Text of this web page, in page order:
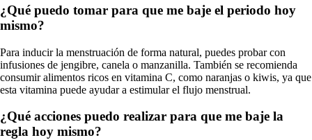
¿Qué puedo tomar para que me baje el periodo hoy
mismo?
Para inducir la menstruación de forma natural, puedes probar con
infusiones de jengibre, canela o manzanilla. También se recomienda
consumir alimentos ricos en vitamina C, como naranjas o kiwis, ya que
esta vitamina puede ayudar a estimular el flujo menstrual.
¿Qué acciones puedo realizar para que me baje la
regla hoy mismo?